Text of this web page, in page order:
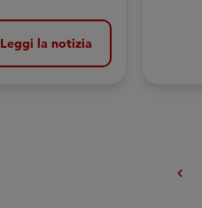
Leggi la notizia
chevron_left